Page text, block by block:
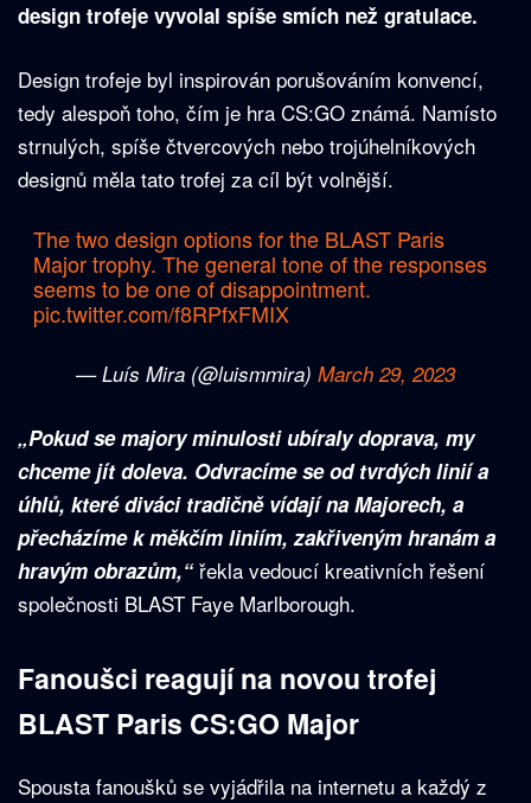
design trofeje vyvolal spíše smích než gratulace.
Design trofeje byl inspirován porušováním konvencí,
tedy alespoň toho, čím je hra CS:GO známá. Namísto
strnulých, spíše čtvercových nebo trojúhelníkových
designů měla tato trofej za cíl být volnější.
The two design options for the BLAST Paris
Major trophy. The general tone of the responses
seems to be one of disappointment.
pic.twitter.com/f8RPfxFMIX
— Luís Mira (@luismmira) March 29, 2023
„Pokud se majory minulosti ubíraly doprava, my
chceme jít doleva. Odvracíme se od tvrdých linií a
úhlů, které diváci tradičně vídají na Majorech, a
přecházíme k měkčím liniím, zakřiveným hranám a
hravým obrazům,“řekla vedoucí kreativních řešení
společnosti BLAST Faye Marlborough.
Fanoušci reagují na novou trofej
BLAST Paris CS:GO Major
Spousta fanoušků se vyjádřila na internetu a každý z